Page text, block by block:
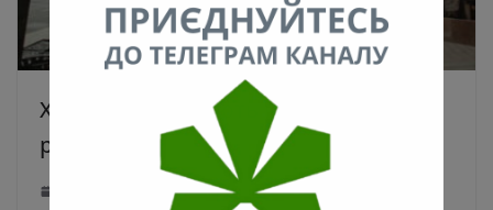
Хрещатик закриють на капітальний
ремонт